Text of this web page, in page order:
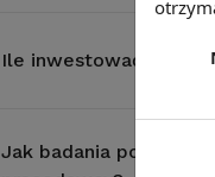
Ile inwestować w
Jak badania postaw i